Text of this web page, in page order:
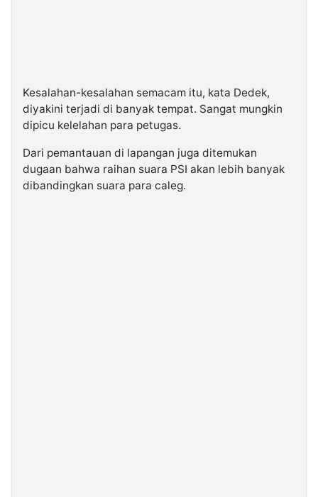
Kesalahan-kesalahan semacam itu, kata Dedek,
diyakini terjadi di banyak tempat. Sangat mungkin
dipicu kelelahan para petugas.
Dari pemantauan di lapangan juga ditemukan
dugaan bahwa raihan suara PSI akan lebih banyak
dibandingkan suara para caleg.